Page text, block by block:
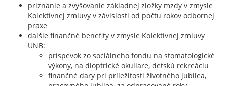
priznanie a zvyšovanie základnej zložky mzdy v zmysle
Kolektívnej zmluvy v závislosti od počtu rokov odbornej
praxe
ďalšie finančné benefity v zmysle Kolektívnej zmluvy
UNB:
príspevok zo sociálneho fondu na stomatologické
výkony, na dioptrické okuliare, detskú rekreáciu
finančné dary pri príležitosti životného jubilea,